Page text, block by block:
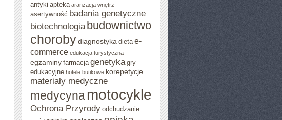
DZISIAJ
DUŻO
RZECZY
AUTOMATYZUJE
ORAZ
antyki apteka aranżacja wnętrz
asertywność badania genetyczne
biotechnologia budownictwo
chorobydiagnostyka dieta e-
commerce edukacja turystyczna
egzaminy farmacja genetyka gry
edukacyjne hotele butikowe korepetycje
materiały medyczne
medycynamotocykle
Ochrona Przyrody odchudzanie